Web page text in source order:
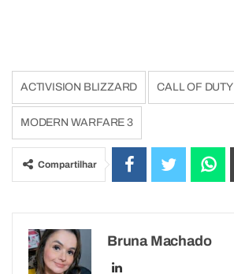
ACTIVISION BLIZZARD CALL OF DUTY
MODERN WARFARE 3
Compartilhar
Bruna Machado